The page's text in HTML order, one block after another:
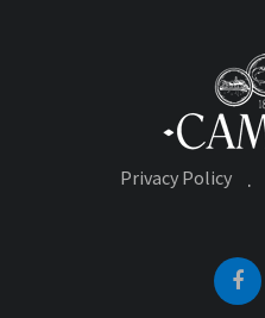
Privacy Policy